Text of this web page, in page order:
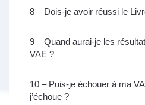
8 – Dois-je avoir réussi le
9 – Quand aurai-je les
VAE ?
10 – Puis-je échouer à ma
j’échoue ?